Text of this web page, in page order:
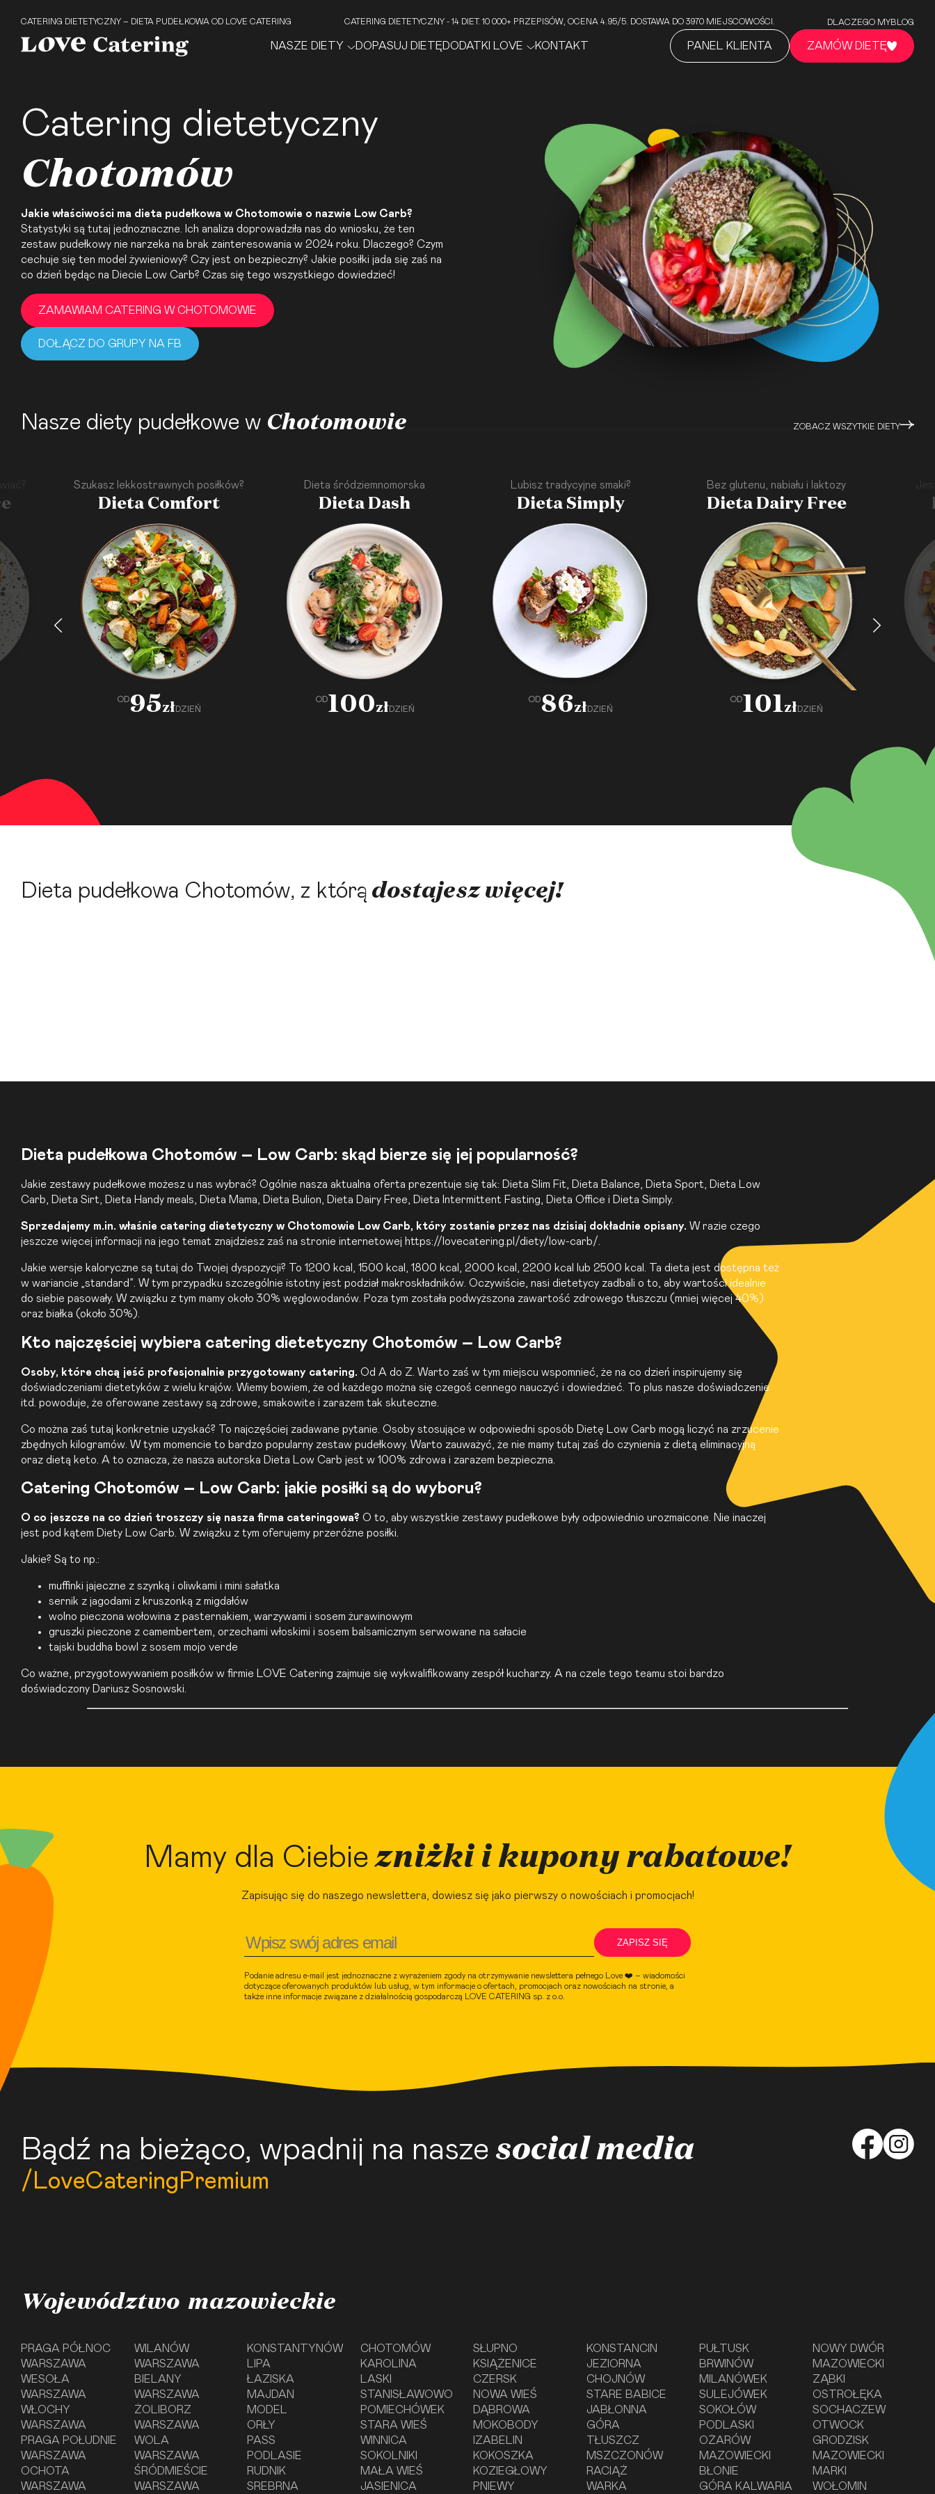
CATERING DIETETYCZNY – DIETA PUDEŁKOWA OD LOVE CATERING CATERING DIETETYCZNY - 14 DIET. 10 000+ PRZEPISÓW, OCENA 4.95/5. DOSTAWA DO 3970 MIEJSCOWOŚCI. DLACZEGO MYBLOG
NASZE DIETY DOPASUJ DIETĘ DODATKI LOVE KONTAKT PANEL KLIENTA ZAMÓW DIETĘ
Catering dietetyczny
Chotomów
Jakie właściwości ma dieta pudełkowa w Chotomowie o nazwie Low Carb?
Statystyki są tutaj jednoznaczne. Ich analiza doprowadziła nas do wniosku, że ten
zestaw pudełkowy nie narzeka na brak zainteresowania w 2024 roku. Dlaczego? Czym
cechuje się ten model żywieniowy? Czy jest on bezpieczny? Jakie posiłki jada się zaś na
co dzień będąc na
Diecie Low Carb? Czas się tego wszystkiego dowiedzieć!
ZAMAWIAM CATERING W CHOTOMOWIE
DOŁĄCZ DO GRUPY NA FB
Nasze diety pudełkowe w Chotomowie ZOBACZ WSZYTKIE DIETY
·
Szukasz lekkostrawnych posiłków?
Dieta Comfort
OD95zł DZIEŃ
Dieta śródziemnomorska
Dieta Dash
OD100zł DZIEŃ
Lubisz tradycyjne smaki?
Dieta Simply
·
OD86złDZIEŃ
Bez glutenu, nabiału i laktozy
Dieta Dairy Free
OD101złDZIEŃ
Dieta pudełkowa Chotomów, z którą dostajesz więcej!
Dieta pudełkowa Chotomów – Low Carb: skąd bierze się jej popularność?
Jakie zestawy pudełkowe możesz u nas wybrać? Ogólnie nasza aktualna oferta prezentuje się tak: Dieta Slim Fit Dieta Balance Dieta Sport
Dieta Low
Carb
Dieta Sirt Dieta Handy meals Dieta Mama Dieta Bulion Dieta Dairy Free Dieta Intermittent Fasting , Dieta Office i Dieta Simply.
Sprzedajemy m.in. właśnie catering dietetyczny w Chotomowie Low Carb, który zostanie przez nas dzisiaj dokładnie opisany. W razie czego
jeszcze więcej informacji na jego temat znajdziesz zaś na stronie internetowej https://lovecatering.pl/diety/low-carb/.
Jakie wersje kaloryczne są tutaj do Twojej dyspozycji? To 1200 kcal, 1500 kcal, 1800 kcal, 2000 kcal, 2200 kcal lub 2500 kcal. Ta dieta jest dostępna też
w wariancie „standard”. W tym przypadku szczególnie istotny jest podział makroskładników. Oczywiście, nasi dietetycy zadbali o to, aby wartości idealnie
do siebie pasowały. W związku z tym mamy około 30% węglowodanów. Poza tym została podwyższona zawartość zdrowego tłuszczu (mniej więcej 40%)
oraz białka (około 30%).
Kto najczęściej wybiera catering dietetyczny Chotomów – Low Carb?
Osoby, które chcą jeść profesjonalnie przygotowany catering. Od A do Z. Warto zaś w tym miejscu wspomnieć, że na co dzień inspirujemy się
doświadczeniami dietetyków z wielu krajów. Wiemy bowiem, że od każdego można się czegoś cennego nauczyć i dowiedzieć. To plus nasze doświadczenie
itd. powoduje, że oferowane zestawy są zdrowe, smakowite i zarazem tak skuteczne.
Co można zaś tutaj konkretnie uzyskać? To najczęściej zadawane pytanie. Osoby stosujące w odpowiedni sposób Dietę Low Carb mogą liczyć na zrzucenie
zbędnych kilogramów. W tym momencie to bardzo popularny zestaw pudełkowy. Warto zauważyć, że nie mamy tutaj zaś do czynienia z dietą eliminacyjną
oraz dietą keto. A to oznacza, że nasza autorska Dieta Low Carb jest w 100% zdrowa i zarazem bezpieczna.
Catering Chotomów – Low Carb: jakie posiłki są do wyboru?
O co jeszcze na co dzień troszczy się nasza firma cateringowa? O to, aby wszystkie zestawy pudełkowe były odpowiednio urozmaicone. Nie inaczej
jest pod kątem Diety Low Carb. W związku z tym oferujemy przeróżne posiłki.
Jakie? Są to np.:
muffinki jajeczne z szynką i oliwkami i mini sałatka
sernik z jagodami z kruszonką z migdałów
wolno pieczona wołowina z pasternakiem, warzywami i sosem żurawinowym
gruszki pieczone z camembertem, orzechami włoskimi i sosem balsamicznym serwowane na sałacie
tajski buddha bowl z sosem mojo verde
Co ważne, przygotowywaniem posiłków w firmie LOVE Catering zajmuje się wykwalifikowany zespół kucharzy. A na czele tego teamu stoi bardzo
doświadczony Dariusz Sosnowski.
Mamy dla Ciebie zniżki i kupony rabatowe!
Zapisując się do naszego newslettera, dowiesz się jako pierwszy o nowościach i promocjach!
ZAPISZ SIĘ
Podanie adresu e-mail jest jednoznaczne z wyrażeniem zgody na otrzymywanie newslettera pełnego Love ❤️ – wiadomości
dotyczące oferowanych produktów lub usług, w tym informacje o ofertach, promocjach oraz nowościach na stronie, a
także inne informacje związane z działalnością gospodarczą LOVE CATERING sp. z o.o.
Bądź na bieżąco, wpadnij na nasze social media
/LoveCateringPremium
Województwo mazowieckie
PRAGA PÓŁNOC
WARSZAWA
WESOŁA
WARSZAWA
WŁOCHY
WARSZAWA
PRAGA POŁUDNIE
WARSZAWA
OCHOTA
WARSZAWA
WILANÓW
WARSZAWA
BIELANY
WARSZAWA
ŻOLIBORZ
WARSZAWA
WOLA
WARSZAWA
ŚRÓDMIEŚCIE
WARSZAWA
KONSTANTYNÓW
LIPA
ŁAZISKA
MAJDAN
MODEL
ORŁY
PASS
PODLASIE
RUDNIK
SREBRNA
CHOTOMÓW
KAROLINA
LASKI
STANISŁAWOWO
POMIECHÓWEK
STARA WIEŚ
WINNICA
SOKOLNIKI
MAŁA WIEŚ
JASIENICA
SŁUPNO
KSIĄŻENICE
CZERSK
NOWA WIEŚ
DĄBROWA
MOKOBODY
IZABELIN
KOKOSZKA
KOZIEGŁOWY
PNIEWY
KONSTANCIN
JEZIORNA
CHOJNÓW
STARE BABICE
JABŁONNA
GÓRA
TŁUSZCZ
MSZCZONÓW
RACIĄŻ
WARKA
PUŁTUSK
BRWINÓW
MILANÓWEK
SULEJÓWEK
SOKOŁÓW
PODLASKI
OŻARÓW
MAZOWIECKI
BŁONIE
GÓRA KALWARIA
NOWY DWÓR
MAZOWIECKI
ZĄBKI
OSTROŁĘKA
SOCHACZEW
OTWOCK
GRODZISK
MAZOWIECKI
MARKI
WOŁOMIN